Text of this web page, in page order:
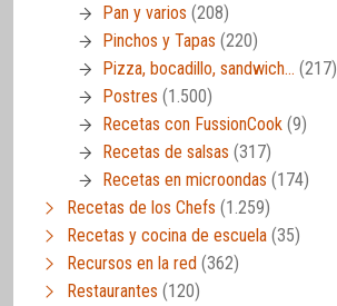
Pan y varios (208)
Pinchos y Tapas (220)
Pizza, bocadillo, sandwich… (217)
Postres (1.500)
Recetas con FussionCook (9)
Recetas de salsas (317)
Recetas en microondas (174)
Recetas de los Chefs (1.259)
Recetas y cocina de escuela (35)
Recursos en la red (362)
Restaurantes (120)